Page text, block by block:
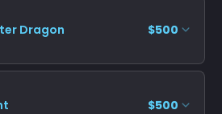
Dragon $500
$500